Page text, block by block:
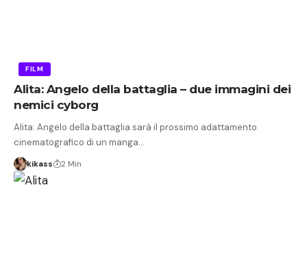
FILM
Alita: Angelo della battaglia – due immagini dei
nemici cyborg
Alita: Angelo della battaglia sarà il prossimo adattamento
cinematografico di un manga…
kikass 2 Min